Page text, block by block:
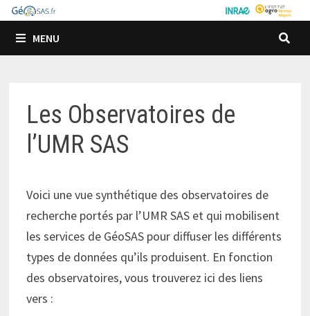
Passer
contenu
MENU
Les Observatoires de
l’UMR SAS
Voici une vue synthétique des observatoires de
recherche portés par l’UMR SAS et qui mobilisent
les services de GéoSAS pour diffuser les différents
types de données qu’ils produisent. En fonction
des observatoires, vous trouverez ici des liens
vers :